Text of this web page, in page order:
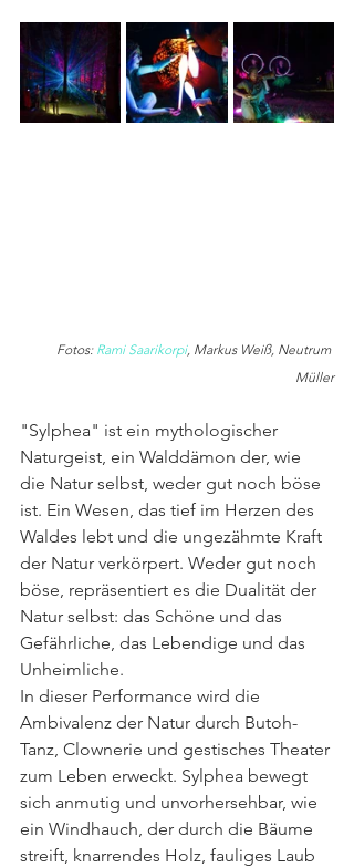
Fotos: Rami Saarikorpi, Markus Weiß, Neutrum
Müller
"Sylphea" ist ein mythologischer
Naturgeist, ein Walddämon der, wie
die Natur selbst, weder gut noch böse
ist. Ein Wesen, das tief im Herzen des
Waldes lebt und die ungezähmte Kraft
der Natur verkörpert. Weder gut noch
böse, repräsentiert es die Dualität der
Natur selbst: das Schöne und das
Gefährliche, das Lebendige und das
Unheimliche.
In dieser Performance wird die
Ambivalenz der Natur durch Butoh-
Tanz, Clownerie und gestisches Theater
zum Leben erweckt. Sylphea bewegt
sich anmutig und unvorhersehbar, wie
ein Windhauch, der durch die Bäume
streift, knarrendes Holz, fauliges Laub